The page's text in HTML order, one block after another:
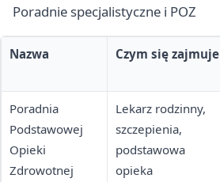
Poradnie specjalistyczne i POZ
Nazwa Czym się zajmuje
Poradnia
Podstawowej
Opieki
Zdrowotnej
Lekarz rodzinny,
szczepienia,
podstawowa
opieka